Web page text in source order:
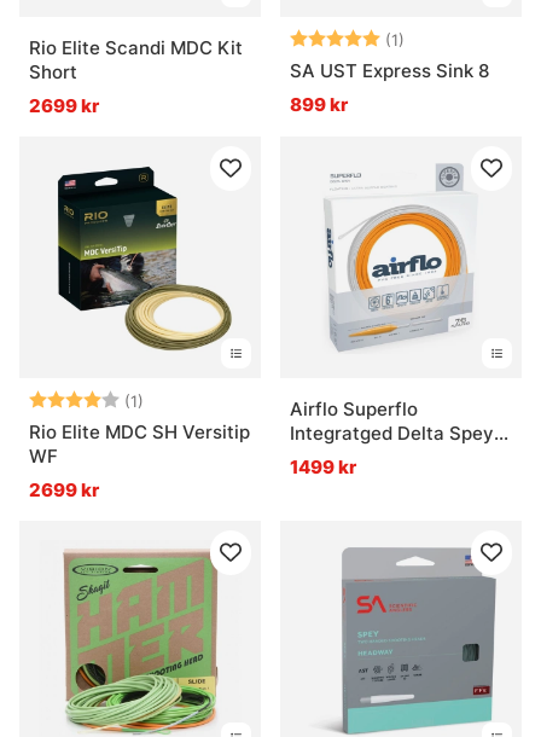
Rio Elite Scandi MDC Kit
Short
2699 kr
Betyg: (1)
SA UST Express Sink 8
899 kr
Betyg: (1)
4.0 utav 5 stjärnor
Rio Elite MDC SH Versitip
WF
2699 kr
Airflo Superflo
Integratged Delta Spey
Fly Line
1499 kr